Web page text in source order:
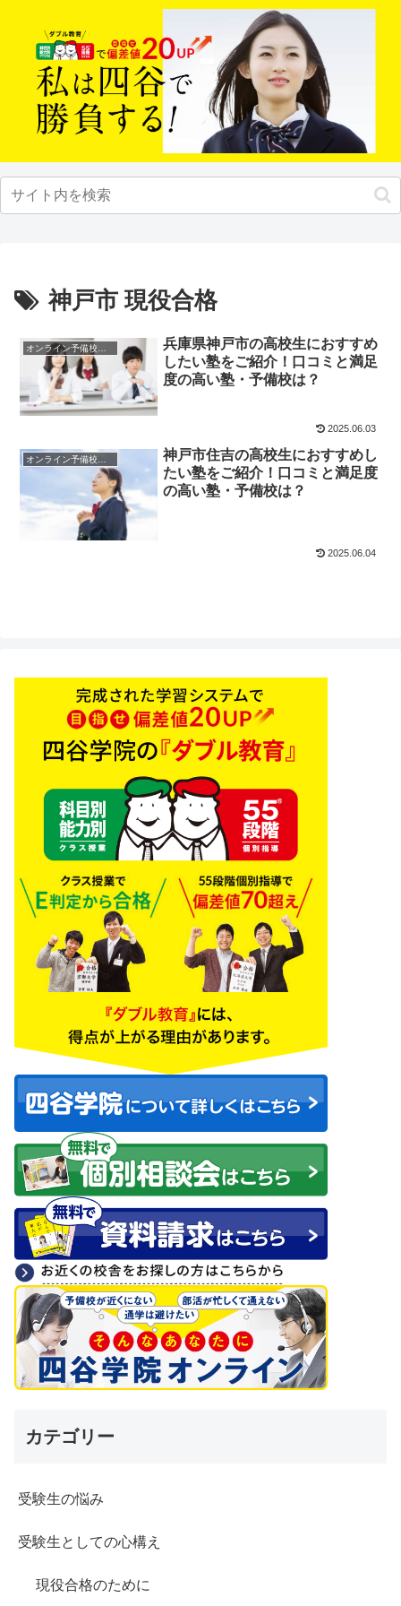
神戸市 現役合格
兵庫県神戸市の高校生におすすめ
したい塾をご紹介！口コミと満足
度の高い塾・予備校は？
2025.06.03
オンライン予備校・塾の活用法
神戸市住吉の高校生におすすめし
たい塾をご紹介！口コミと満足度
の高い塾・予備校は？
2025.06.04
カテゴリー
受験生の悩み
受験生としての心構え
現役合格のために